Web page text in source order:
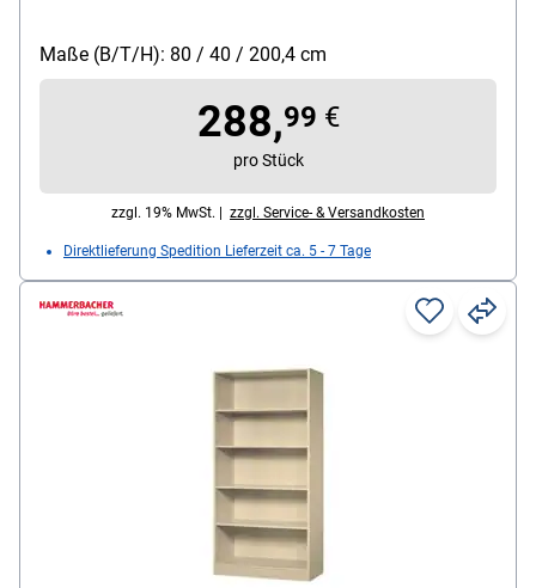
Melaminharzbeschichtung
Ausführung des Gestells: mit Sockel
Besonderheiten: Höhenausgleichsfunktion
Maße (B/T/H): 80 / 40 / 200,4 cm
288,99 €
pro Stück
zzgl. 19% MwSt. | zzgl. Service- & Versandkosten
Direktlieferung Spedition Lieferzeit ca. 5 - 7 Tage